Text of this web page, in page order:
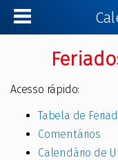
Acesso rápido:
Tabela de
Comentários
Calendário de